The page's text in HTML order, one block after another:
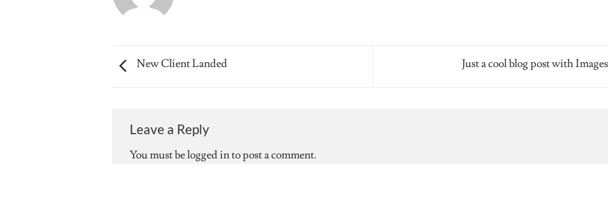
New Client Landed Just a cool blog post with Images
Leave a Reply
You must belogged into post a comment.